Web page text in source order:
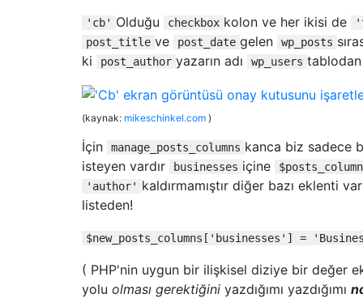
'cb' Olduğu checkbox kolon ve her ikisi de
post_title ve post_date gelen wp_posts
ki
post_author yazarın adı wp_users tablodan
(kaynak: mikeschinkel.com )
İçin manage_posts_columns kanca biz sadece
isteyen vardır
businesses içine
'author' kaldırmamıştır diğer bazı eklenti
listeden!
$new_posts_columns['businesses'] =
( PHP'nin uygun bir ilişkisel diziye bir değer
yolu olması gerektiğini yazdığımı yazdığımı